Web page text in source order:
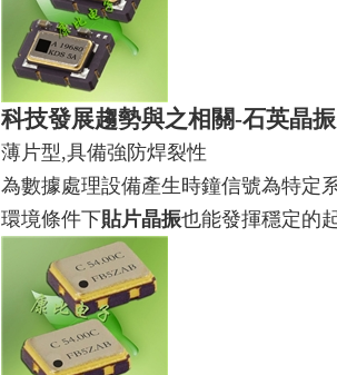
科技發展趨勢與之相關-石英晶振
薄片型,具備強防焊裂性
為數據處理設備產生時鐘信號為特定
環境條件下貼片晶振也能發揮穩定的